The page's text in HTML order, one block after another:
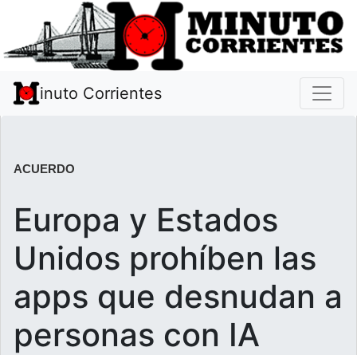
inuto Corrientes
ACUERDO
Europa y Estados
Unidos prohíben las
apps que desnudan a
personas con IA